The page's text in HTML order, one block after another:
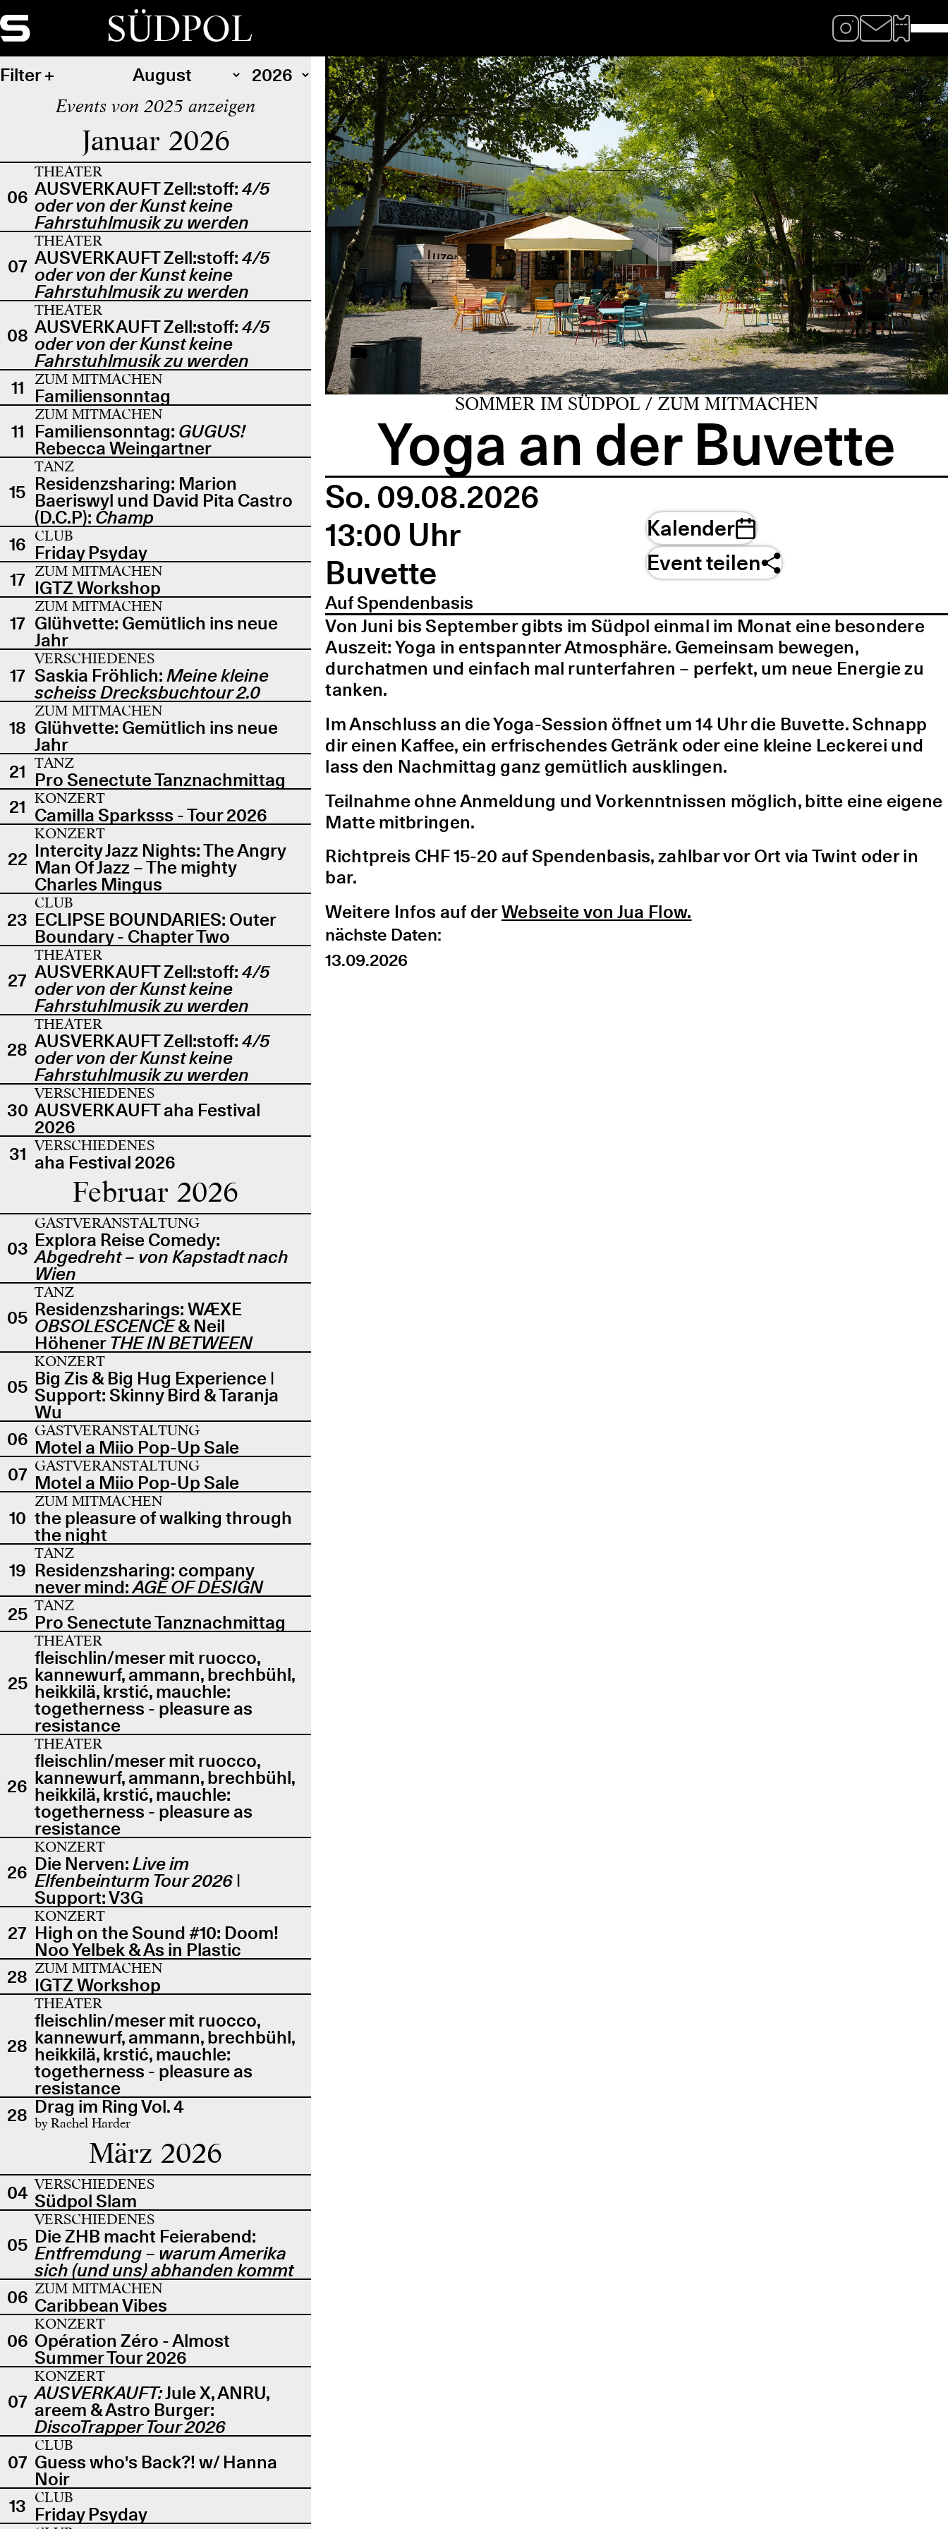
SÜDPOL
Filter
Events von 2025 anzeigen
Januar 2026
06
THEATER
AUSVERKAUFT Zell:stoff: 4/5
oder von der Kunst keine
Fahrstuhlmusik zu werden
07
THEATER
AUSVERKAUFT Zell:stoff: 4/5
oder von der Kunst keine
Fahrstuhlmusik zu werden
08
THEATER
AUSVERKAUFT Zell:stoff: 4/5
oder von der Kunst keine
Fahrstuhlmusik zu werden
11
ZUM MITMACHEN
Familiensonntag
11
ZUM MITMACHEN
Familiensonntag: GUGUS!
Rebecca Weingartner
15
TANZ
Residenzsharing: Marion
Baeriswyl und David Pita Castro
(D.C.P): Champ
16 CLUB
Friday Psyday
17 ZUM MITMACHEN
IGTZ Workshop
17
ZUM MITMACHEN
Glühvette: Gemütlich ins neue
Jahr
17
VERSCHIEDENES
Saskia Fröhlich: Meine kleine
scheiss Drecksbuchtour 2.0
18
ZUM MITMACHEN
Glühvette: Gemütlich ins neue
Jahr
21 TANZ
Pro Senectute Tanznachmittag
21 KONZERT
Camilla Sparksss - Tour 2026
22
KONZERT
Intercity Jazz Nights: The Angry
Man Of Jazz – The mighty
Charles Mingus
23
CLUB
ECLIPSE BOUNDARIES: Outer
Boundary - Chapter Two
27
THEATER
AUSVERKAUFT Zell:stoff: 4/5
oder von der Kunst keine
Fahrstuhlmusik zu werden
28
THEATER
AUSVERKAUFT Zell:stoff: 4/5
oder von der Kunst keine
Fahrstuhlmusik zu werden
30
VERSCHIEDENES
AUSVERKAUFT aha Festival
2026
31 VERSCHIEDENES
aha Festival 2026
Februar 2026
03
GASTVERANSTALTUNG
Explora Reise Comedy:
Abgedreht – von Kapstadt nach
Wien
05
TANZ
Residenzsharings: WÆXE
OBSOLESCENCE& Neil
Höhener THE IN BETWEEN
05
KONZERT
Big Zis & Big Hug Experience |
Support: Skinny Bird & Taranja
Wu
06 GASTVERANSTALTUNG
Motel a Miio Pop-Up Sale
07 GASTVERANSTALTUNG
Motel a Miio Pop-Up Sale
10
ZUM MITMACHEN
the pleasure of walking through
the night
19
TANZ
Residenzsharing: company
never mind:AGE OF DESIGN
25 TANZ
Pro Senectute Tanznachmittag
25
THEATER
fleischlin/meser mit ruocco,
kannewurf, ammann, brechbühl,
heikkilä, krstić, mauchle:
togetherness - pleasure as
resistance
26
THEATER
fleischlin/meser mit ruocco,
kannewurf, ammann, brechbühl,
heikkilä, krstić, mauchle:
togetherness - pleasure as
resistance
26
KONZERT
Die Nerven:Live im
Elfenbeinturm Tour 2026 |
Support: V3G
27
KONZERT
High on the Sound #10: Doom!
Noo Yelbek & As in Plastic
28 ZUM MITMACHEN
IGTZ Workshop
28
THEATER
fleischlin/meser mit ruocco,
kannewurf, ammann, brechbühl,
heikkilä, krstić, mauchle:
togetherness - pleasure as
resistance
28 Drag im Ring Vol. 4
by Rachel Harder
März 2026
04 VERSCHIEDENES
Südpol Slam
05
VERSCHIEDENES
Die ZHB macht Feierabend:
Entfremdung – warum Amerika
sich (und uns) abhanden kommt
06 ZUM MITMACHEN
Caribbean Vibes
06
KONZERT
Opération Zéro - Almost
Summer Tour 2026
07
KONZERT
AUSVERKAUFT:Jule X, ANRU,
areem & Astro Burger:
DiscoTrapper Tour 2026
07
CLUB
Guess who's Back?! w/ Hanna
Noir
13 CLUB
Friday Psyday
SOMMER IM SÜDPOL / ZUM MITMACHEN
Yoga an der Buvette
So. 09.08.2026
13:00 Uhr
Buvette
Auf Spendenbasis
Kalender
Event teilen
Von Juni bis September gibts im Südpol einmal im Monat eine besondere
Auszeit: Yoga in entspannter Atmosphäre. Gemeinsam bewegen,
durchatmen und einfach mal runterfahren – perfekt, um neue Energie zu
tanken.
Im Anschluss an die Yoga-Session öffnet um 14 Uhr die Buvette. Schnapp
dir einen Kaffee, ein erfrischendes Getränk oder eine kleine Leckerei und
lass den Nachmittag ganz gemütlich ausklingen.
Teilnahme ohne Anmeldung und Vorkenntnissen möglich, bitte eine eigene
Matte mitbringen.
Richtpreis CHF 15-20 auf Spendenbasis, zahlbar vor Ort via Twint oder in
bar.
Weitere Infos auf derWebseite von Jua Flow.
nächste Daten:
13.09.2026